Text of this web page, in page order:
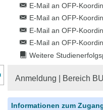
E-Mail an OFP-
E-Mail an OFP-
E-Mail an OFP-
E-Mail an OFP-
Weitere
des Kursmenüs
Anmeldung | Bereich BU
Informationen zum